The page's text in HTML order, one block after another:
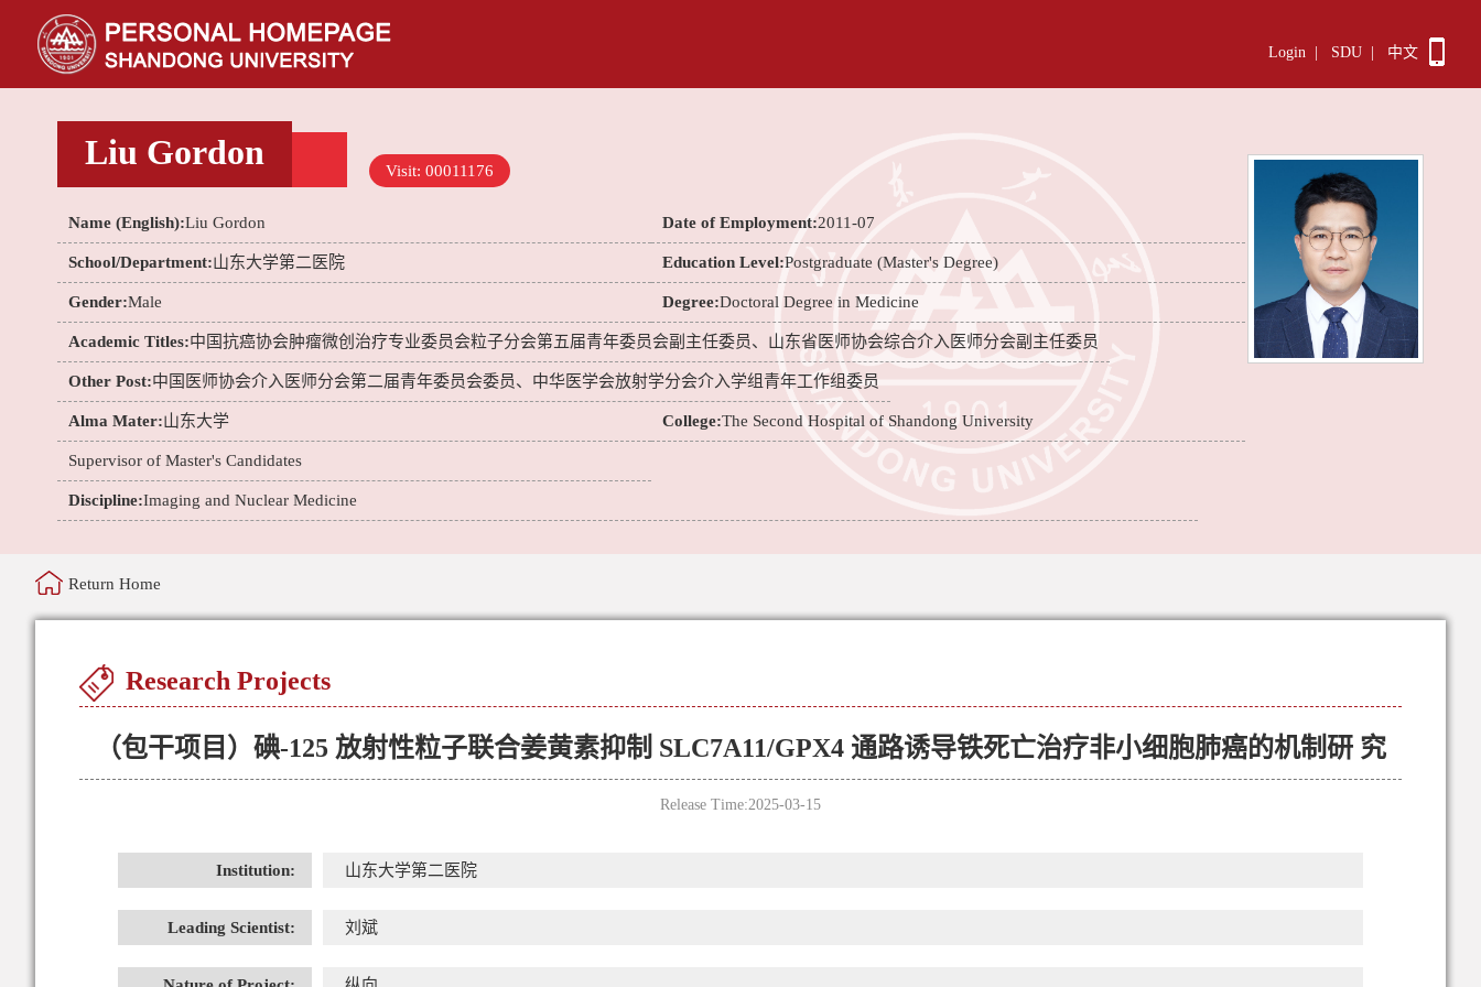
Login SDU 中文
Liu Gordon Visit: 00011176
Name (English):Liu Gordon Date of Employment:2011-07
School/Department:山东大学第二医院 Education Level:Postgraduate (Master's Degree)
Gender:Male Degree:Doctoral Degree in Medicine
Academic Titles:中国抗癌协会肿瘤微创治疗专业委员会粒子分会第五届青年委员会副主任委员、山东省医师协会综合介入医师分会副主任委员
Other Post:中国医师协会介入医师分会第二届青年委员会委员、中华医学会放射学分会介入学组青年工作组委员
Alma Mater:山东大学 College:The Second Hospital of Shandong University
Supervisor of Master's Candidates
Discipline:Imaging and Nuclear Medicine
Return Home
Research Projects
（包干项目）碘-125 放射性粒子联合姜黄素抑制 SLC7A11/GPX4 通路诱导铁死亡治疗非小细胞肺癌的机制研 究
Release Time:2025-03-15
Institution: 山东大学第二医院
Leading Scientist: 刘斌